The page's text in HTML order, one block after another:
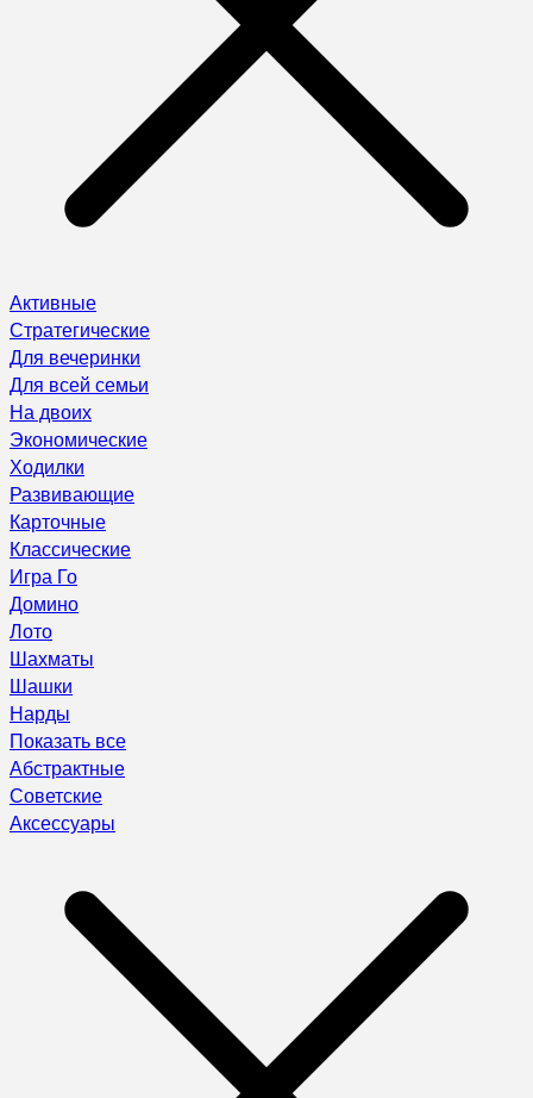
Активные
Стратегические
Для вечеринки
Для всей семьи
На двоих
Экономические
Ходилки
Развивающие
Карточные
Классические
Игра Го
Домино
Лото
Шахматы
Шашки
Нарды
Показать все
Абстрактные
Советские
Аксессуары